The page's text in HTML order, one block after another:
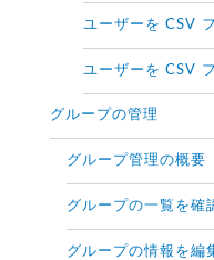
ユーザーを CSV
ユーザーを CSV
グループの管理
グループ管理の概要
グループの一覧を確
グループの情報を編